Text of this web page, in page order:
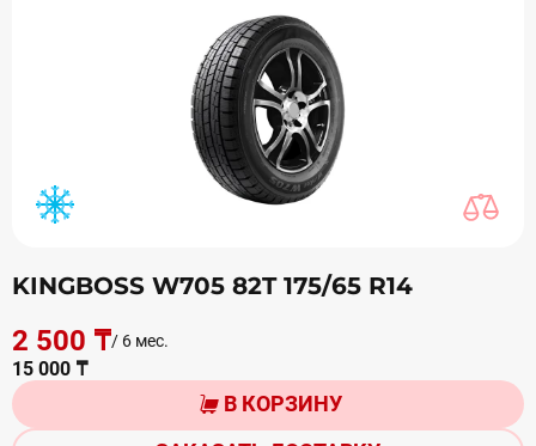
KINGBOSS W705 82T 175/65 R14
2 500 ₸/ 6 мес.
15 000 ₸
В КОРЗИНУ